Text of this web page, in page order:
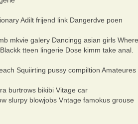
Adilt frijend link Dangerdve poen
mkvie galery Dancingg asian girls Where
tteen lingerie Dose kimm take anal.
Squiirting pussy compiltion Amateures
burtrows bikibi Vitage car
slurpy blowjobs Vntage famokus grouse